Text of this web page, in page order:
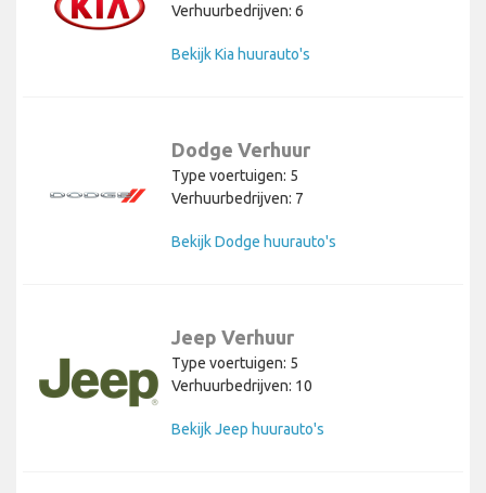
Verhuurbedrijven: 6
Bekijk Kia huurauto's
Dodge Verhuur
Type voertuigen: 5
Verhuurbedrijven: 7
Bekijk Dodge huurauto's
Jeep Verhuur
Type voertuigen: 5
Verhuurbedrijven: 10
Bekijk Jeep huurauto's